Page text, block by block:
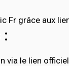
Fr grâce aux
via le lien